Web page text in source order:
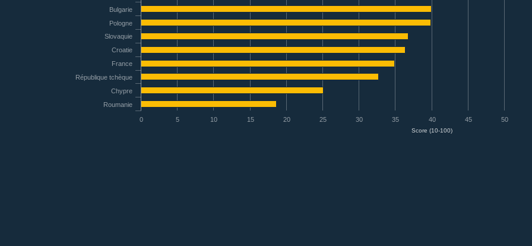
Score (10-100)
Bulgarie
Pologne
Slovaquie
Croatie
France
République tchèque
Chypre
Roumanie
0 5 10 15 20 25 30 35 40 45 50